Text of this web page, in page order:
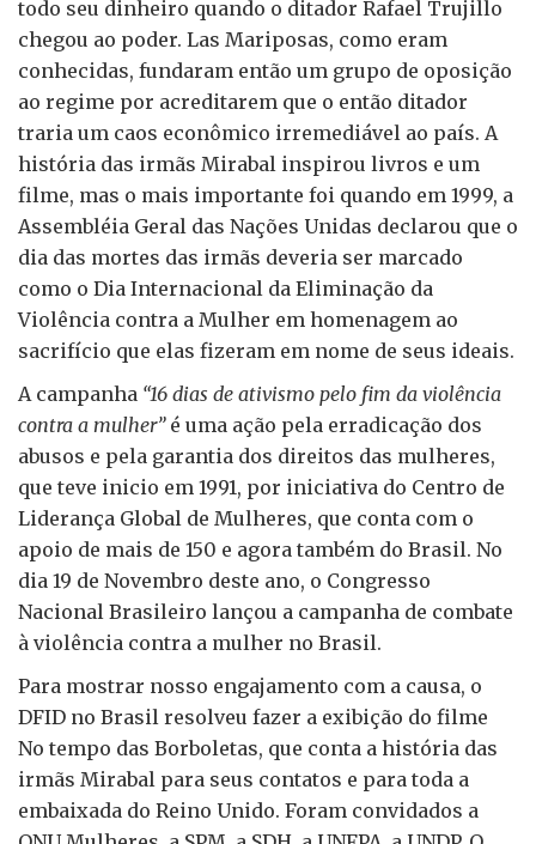
todo seu dinheiro quando o ditador Rafael Trujillo
chegou ao poder. Las Mariposas, como eram
conhecidas, fundaram então um grupo de oposição
ao regime por acreditarem que o então ditador
traria um caos econômico irremediável ao país. A
história das irmãs Mirabal inspirou livros e um
filme, mas o mais importante foi quando em 1999, a
Assembléia Geral das Nações Unidas declarou que o
dia das mortes das irmãs deveria ser marcado
como o Dia Internacional da Eliminação da
Violência contra a Mulher em homenagem ao
sacrifício que elas fizeram em nome de seus ideais.
A campanha “16 dias de ativismo pelo fim da violência
contra a mulher”é uma ação pela erradicação dos
abusos e pela garantia dos direitos das mulheres,
que teve inicio em 1991, por iniciativa do Centro de
Liderança Global de Mulheres, que conta com o
apoio de mais de 150 e agora também do Brasil. No
dia 19 de Novembro deste ano, o Congresso
Nacional Brasileiro lançou a campanha de combate
à violência contra a mulher no Brasil.
Para mostrar nosso engajamento com a causa, o
DFID no Brasil resolveu fazer a exibição do filme
No tempo das Borboletas, que conta a história das
irmãs Mirabal para seus contatos e para toda a
embaixada do Reino Unido. Foram convidados a